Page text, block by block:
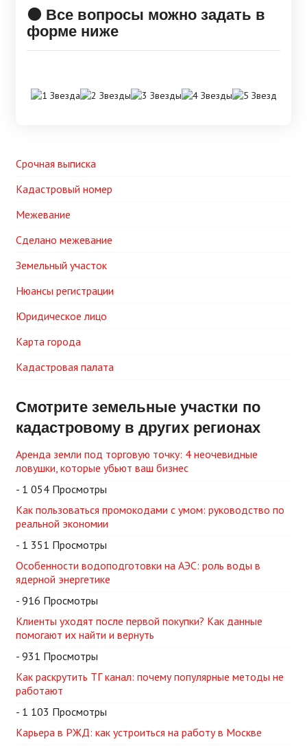
🟠 Все вопросы можно задать в
форме ниже
Срочная выписка
Кадастровый номер
Межевание
Сделано межевание
Земельный участок
Нюансы регистрации
Юридическое лицо
Карта города
Кадастровая палата
Смотрите земельные участки по
кадастровому в других регионах
Аренда земли под торговую точку: 4 неочевидные
ловушки, которые убьют ваш бизнес
- 1 054 Просмотры
Как пользоваться промокодами с умом: руководство по
реальной экономии
- 1 351 Просмотры
Особенности водоподготовки на АЭС: роль воды в
ядерной энергетике
- 916 Просмотры
Клиенты уходят после первой покупки? Как данные
помогают их найти и вернуть
- 931 Просмотры
Как раскрутить ТГ канал: почему популярные методы не
работают
- 1 103 Просмотры
Карьера в РЖД: как устроиться на работу в Москве